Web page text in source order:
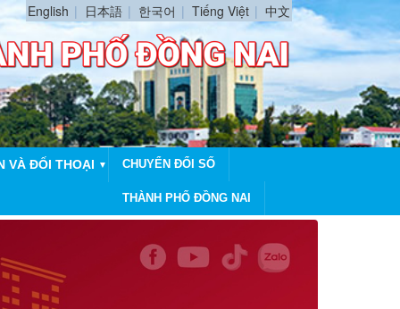
English 日本語 한국어 Tiếng Việt 中文
VÀ ĐỐI THOẠI ▼ CHUYỂN ĐỔI SỐ
THÀNH PHỐ ĐỒNG NAI